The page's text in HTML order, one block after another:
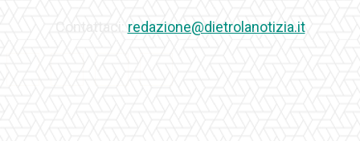
redazione@dietrolanotizia.it